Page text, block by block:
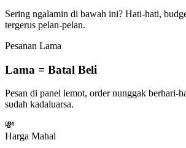
Sering ngalamin di bawah ini? Hati-hati,
tergerus pelan-pelan.
Pesanan Lama
Lama = Batal Beli
Pesan di panel lemot, order nunggak berhari-
sudah kadaluarsa.
💸
Harga Mahal